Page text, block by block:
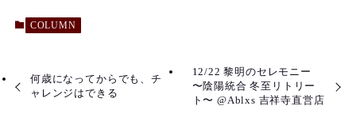
COLUMN
何歳になってからでも、チ
ャレンジはできる
12/22 黎明のセレモニー
〜陰陽統合 冬至リトリー
ト〜 @Ablxs 吉祥寺直営店